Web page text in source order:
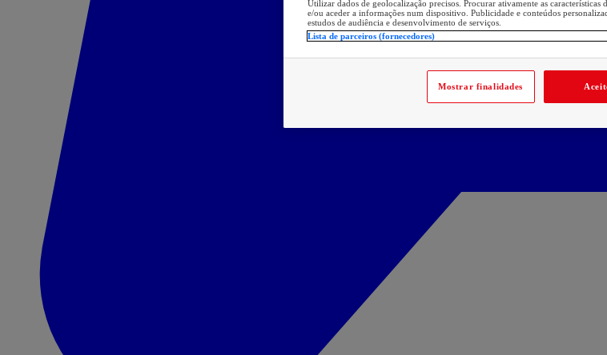
Utilizar dados de geolocalização precisos. Procurar ativamente as
e/ou aceder a informações num dispositivo. Publicidade e conteúdos
estudos de audiência e desenvolvimento de serviços.
Lista de parceiros (fornecedores)
Mostrar finalidades